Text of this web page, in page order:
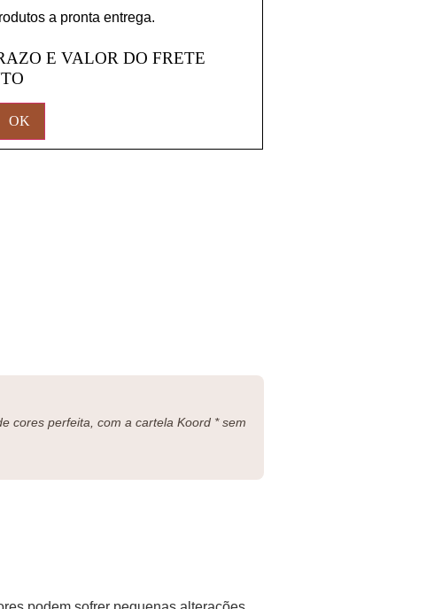
a pronta entrega.
E VALOR DO FRETE
cores perfeita, com a cartela Koord * sem